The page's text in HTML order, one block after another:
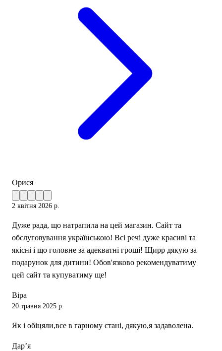
Орися
2 квітня 2026 р.
Дуже рада, що натрапила на цей магазин. Сайт та
обслуговування українською! Всі речі дуже красиві та
якісні і що головне за адекватні гроші! Щирр дякую за
подарунок для дитини! Обов'язково рекомендуватиму
цей сайт та купуватиму ще!
Віра
20 травня 2025 р.
Як і обіцяли,все в гарному стані, дякую,я задаволена.
Дар’я